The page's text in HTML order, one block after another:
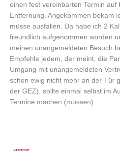
einen fest vereinbarten Termin auf
Entfernung. Angekommen bekam
müsse ausfallen. Da habe ich 2
freundlich aufgenommen worden
meinen unangemeldeten Besuch
Empfehle jedem, der meint, die
Umgang mit unangemeldeten
schon ewig nicht mehr an der Tür
der GEZ), sollte einmal selbst im
Termine machen (müssen).